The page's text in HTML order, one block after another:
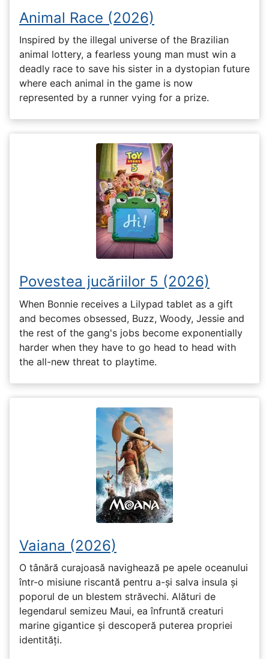
Animal Race (2026)
Inspired by the illegal universe of the Brazilian
animal lottery, a fearless young man must win a
deadly race to save his sister in a dystopian future
where each animal in the game is now
represented by a runner vying for a prize.
Povestea jucăriilor 5 (2026)
When Bonnie receives a Lilypad tablet as a gift
and becomes obsessed, Buzz, Woody, Jessie and
the rest of the gang's jobs become exponentially
harder when they have to go head to head with
the all-new threat to playtime.
Vaiana (2026)
O tânără curajoasă navighează pe apele oceanului
într-o misiune riscantă pentru a-și salva insula și
poporul de un blestem străvechi. Alături de
legendarul semizeu Maui, ea înfruntă creaturi
marine gigantice și descoperă puterea propriei
identități.